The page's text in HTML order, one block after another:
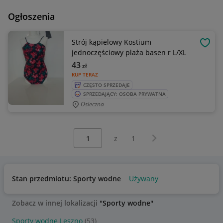
Ogłoszenia
Strój kąpielowy Kostium
jednoczęściowy plaża basen r L/XL
KUP TERAZ
43zł
CZĘSTO SPRZEDAJE
SPRZEDAJĄCY: OSOBA PRYWATNA
Osieczna
z 1 Następna strona
Stan przedmiotu: Sporty wodne Używany
Zobacz w innej lokalizacji "Sporty wodne"
Sporty wodne Leszno (53)